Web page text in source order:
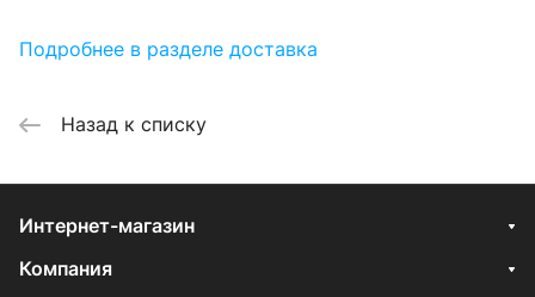
Подробнее в разделе доставка
Назад к списку
Интернет-магазин
Компания